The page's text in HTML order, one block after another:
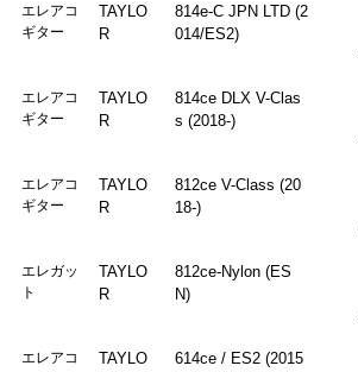
エレアコ
ギター
TAYLO
R
814e-C JPN LTD (2
014/ES2)
エレアコ
ギター
TAYLO
R
814ce DLX V-Clas
s (2018-)
エレアコ
ギター
TAYLO
R
812ce V-Class (20
18-)
エレガッ
ト
TAYLO
R
812ce-Nylon (ES
N)
エレアコ
TAYLO
614ce / ES2 (2015